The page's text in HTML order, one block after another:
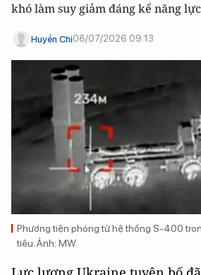
khó làm suy giảm đáng kể năng
Huyền Chi08/07/2026 09:13
Phương tiện phóng từ hệ thống S-400
tiêu. Ảnh: MW.